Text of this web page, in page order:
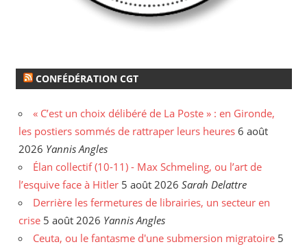
CONFÉDÉRATION CGT
« C’est un choix délibéré de La Poste » : en Gironde,
les postiers sommés de rattraper leurs heures 6 août
2026 Yannis Angles
Élan collectif (10-11) - Max Schmeling, ou l’art de
l’esquive face à Hitler 5 août 2026 Sarah Delattre
Derrière les fermetures de librairies, un secteur en
crise 5 août 2026 Yannis Angles
Ceuta, ou le fantasme d'une submersion migratoire 5